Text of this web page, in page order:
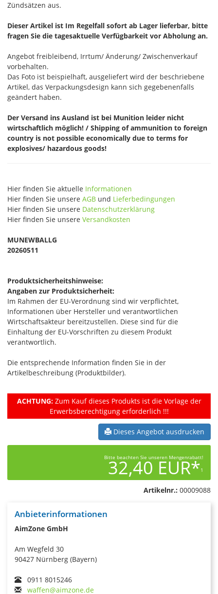
Zündsätzen aus.
Dieser Artikel ist Im Regelfall sofort ab Lager lieferbar, bitte
fragen Sie die tagesaktuelle Verfügbarkeit vor Abholung an.
Angebot freibleibend, Irrtum/ Änderung/ Zwischenverkauf
vorbehalten.
Das Foto ist beispielhaft, ausgeliefert wird der beschriebene
Artikel, das Verpackungsdesign kann sich gegebenenfalls
geändert haben.
Der Versand ins Ausland ist bei Munition leider nicht
wirtschaftlich möglich! / Shipping of ammunition to foreign
country is not possible economically due to terms for
explosives/ hazardous goods!
Hier finden Sie aktuelle Informationen
Hier finden Sie unsere AGB und Lieferbedingungen
Hier finden Sie unsere Datenschutzerklärung
Hier finden Sie unsere Versandkosten
MUNEWBALLG
20260511
Produktsicherheitshinweise:
Angaben zur Produktsicherheit:
Im Rahmen der EU-Verordnung sind wir verpflichtet,
Informationen über Hersteller und verantwortlichen
Wirtschaftsakteur bereitzustellen. Diese sind für die
Einhaltung der EU-Vorschriften zu diesem Produkt
verantwortlich.
Die entsprechende Information finden Sie in der
Artikelbeschreibung (Produktbilder).
ACHTUNG:Zum Kauf dieses Produkts ist die Vorlage der
Erwerbsberechtigung erforderlich !!!
Dieses Angebot ausdrucken
Bitte beachten Sie unseren Mengenrabatt!
32,40 EUR*1
Artikelnr.: 00009088
Anbieterinformationen
AimZone GmbH
Am Wegfeld 30
90427 Nürnberg (Bayern)
0911 8015246
waffen@aimzone.de